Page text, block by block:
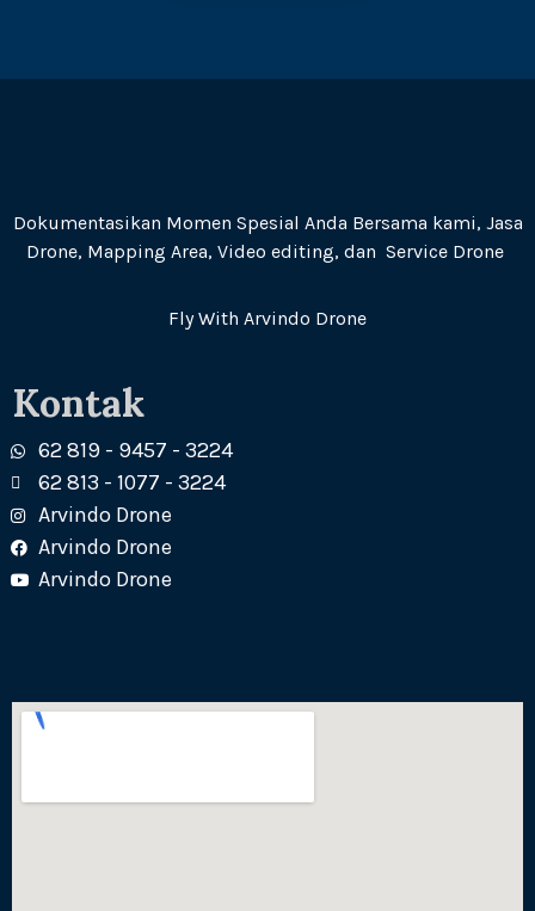
Dokumentasikan Momen Spesial Anda Bersama kami, Jasa
Drone, Mapping Area, Video editing, dan Service Drone
Fly With Arvindo Drone
Kontak
62 819 - 9457 - 3224
62 813 - 1077 - 3224
Arvindo Drone
Arvindo Drone
Arvindo Drone